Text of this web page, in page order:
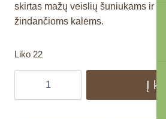
skirtas mažų veislių šuniukams ir
žindančioms kalėms.
Liko 22
Į